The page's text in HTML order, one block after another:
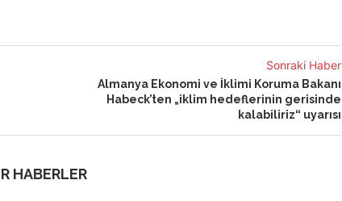
Sonraki Haber
Almanya Ekonomi ve İklimi Koruma Bakanı
Habeck’ten „iklim hedeflerinin gerisinde
kalabiliriz“ uyarısı
HABERLER